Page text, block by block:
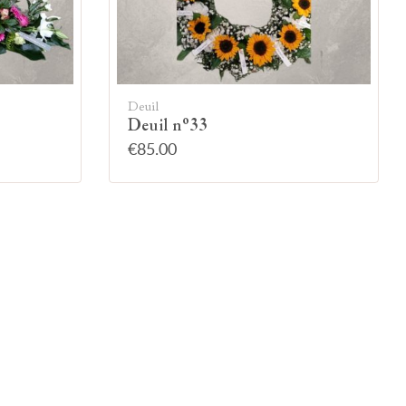
Deuil
Deuil n°33
€85.00